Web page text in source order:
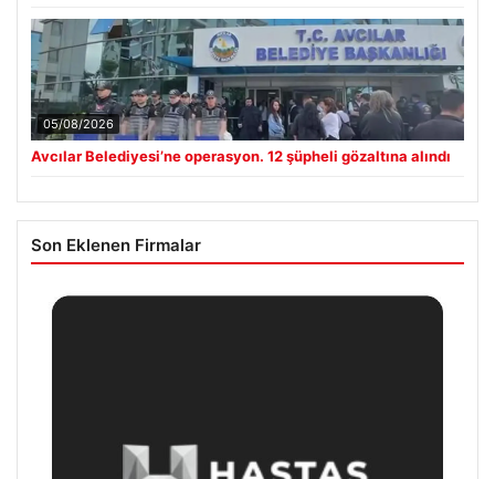
05/08/2026
Avcılar Belediyesi’ne operasyon. 12 şüpheli gözaltına alındı
Son Eklenen Firmalar